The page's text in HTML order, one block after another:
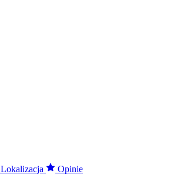
Lokalizacja Opinie